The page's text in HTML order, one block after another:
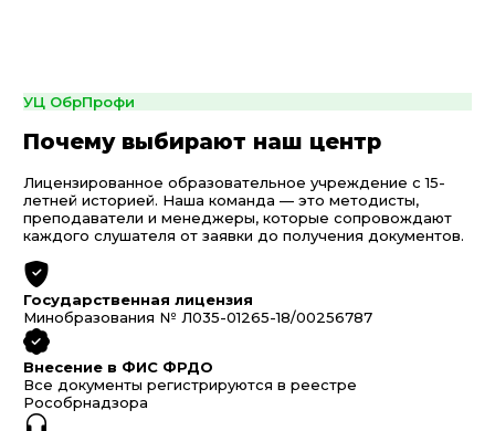
УЦ ОбрПрофи
Почему выбирают наш центр
Лицензированное образовательное учреждение с 15-
летней историей. Наша команда — это методисты,
преподаватели и менеджеры, которые сопровождают
каждого слушателя от заявки до получения документов.
Государственная лицензия
Минобразования № Л035-01265-18/00256787
Внесение в ФИС ФРДО
Все документы регистрируются в реестре
Рособрнадзора